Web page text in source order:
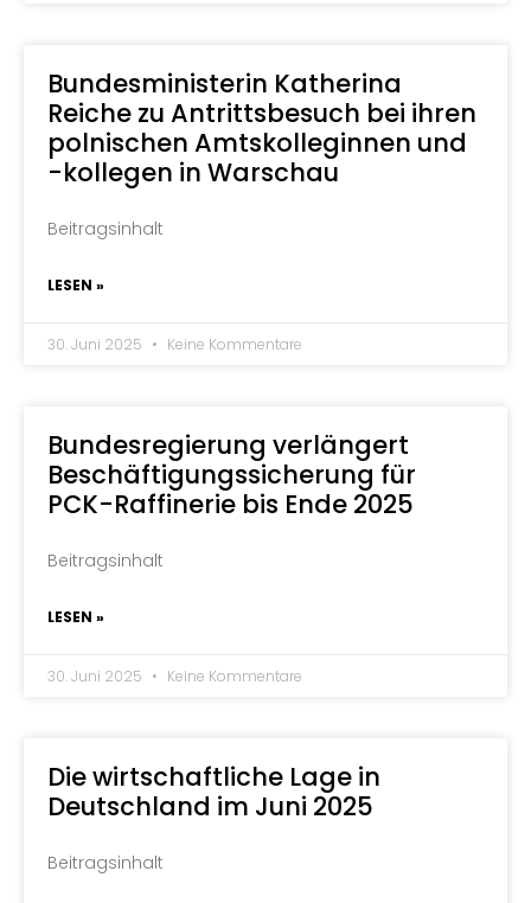
Bundesministerin Katherina
Reiche zu Antrittsbesuch bei ihren
polnischen Amtskolleginnen und
-kollegen in Warschau
Beitragsinhalt
LESEN »
30. Juni 2025 Keine Kommentare
Bundesregierung verlängert
Beschäftigungssicherung für
PCK-Raffinerie bis Ende 2025
Beitragsinhalt
LESEN »
30. Juni 2025 Keine Kommentare
Die wirtschaftliche Lage in
Deutschland im Juni 2025
Beitragsinhalt